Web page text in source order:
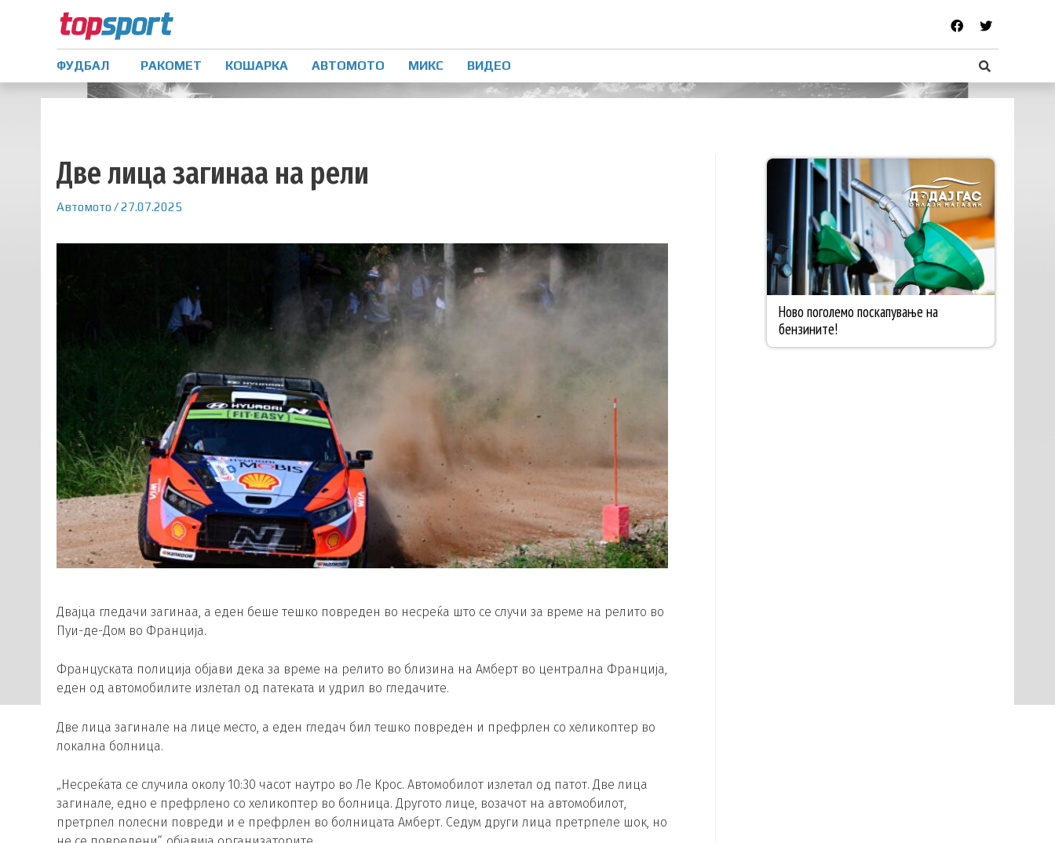
ФУДБАЛ РАКОМЕТ КОШАРКА АВТОМОТО МИКС ВИДЕО
Две лица загинаа на рели
Автомото /27.07.2025
Двајца гледачи загинаа, а еден беше тешко повреден во несреќа што се случи за време на релито во
Пуи-де-Дом во Франција.
Француската полиција објави дека за време на релито во близина на Амберт во централна Франција,
еден од автомобилите излетал од патеката и удрил во гледачите.
Две лица загинале на лице место, а еден гледач бил тешко повреден и префрлен со хеликоптер во
локална болница.
„Несреќата се случила околу 10:30 часот наутро во Ле Крос. Автомобилот излетал од патот. Две лица
загинале, едно е префрлено со хеликоптер во болница. Другото лице, возачот на автомобилот,
претрпел полесни повреди и е префрлен во болницата Амберт. Седум други лица претрпеле шок, но